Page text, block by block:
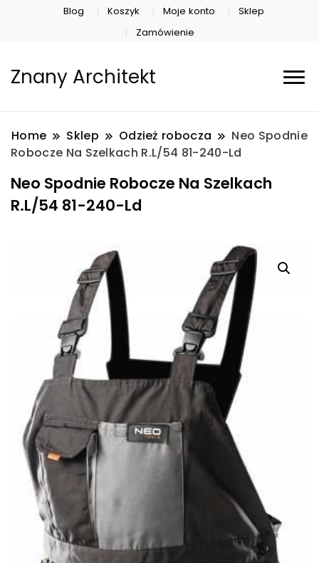
Blog Koszyk Moje konto
Sklep
Zamówienie
Znany Architekt
Home Sklep Odzież robocza
Neo Spodnie
Robocze Na Szelkach R.L/54 81-240-Ld
Neo Spodnie Robocze Na Szelkach
R.L/54 81-240-Ld